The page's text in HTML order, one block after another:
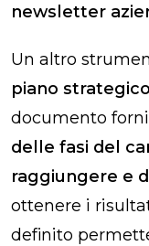
newsletter
Un altro
piano
documento
delle fasi del
raggiungere e
ottenere i
definito